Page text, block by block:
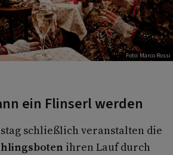
Foto: Marco Rossi
ein Flinserl werden
schließlich veranstalten die
ihren Lauf durch